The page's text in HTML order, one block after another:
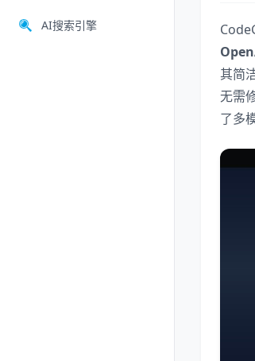
AI搜索引擎
其简
无需
了多